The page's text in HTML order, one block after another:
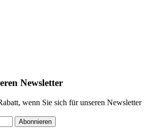
Newsletter
wenn Sie sich für unseren Newsletter
Abonnieren